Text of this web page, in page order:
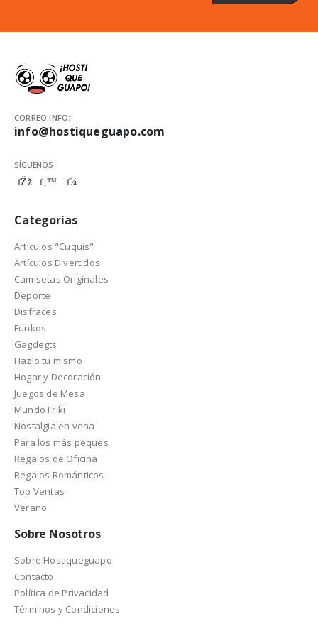
CORREO INFO:
info@hostiqueguapo.com
SÍGUENOS
Categorías
Artículos "Cuquis"
Artículos Divertidos
Camisetas Originales
Deporte
Disfraces
Funkos
Gagdegts
Hazlo tu mismo
Hogar y Decoración
Juegos de Mesa
Mundo Friki
Nostalgia en vena
Para los más peques
Regalos de Oficina
Regalos Románticos
Top Ventas
Verano
Sobre Nosotros
Sobre Hostiqueguapo
Contacto
Política de Privacidad
Términos y Condiciones